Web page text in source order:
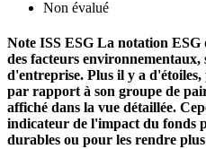
Non évalué
Note ISS ESG La notation ESG
des facteurs environnementaux,
d'entreprise. Plus il y a
par rapport à son groupe de
affiché dans la vue détaillée.
indicateur de l'impact du fonds
durables ou pour les rendre